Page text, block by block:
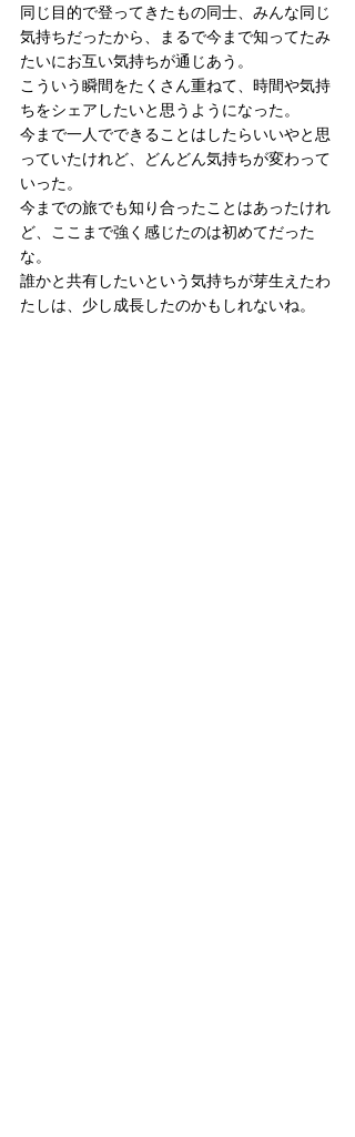
同じ目的で登ってきたもの同士、みんな同じ
気持ちだったから、まるで今まで知ってたみ
たいにお互い気持ちが通じあう。
こういう瞬間をたくさん重ねて、時間や気持
ちをシェアしたいと思うようになった。
今まで一人でできることはしたらいいやと思
っていたけれど、どんどん気持ちが変わって
いった。
今までの旅でも知り合ったことはあったけれ
ど、ここまで強く感じたのは初めてだった
な。
誰かと共有したいという気持ちが芽生えたわ
たしは、少し成長したのかもしれないね。